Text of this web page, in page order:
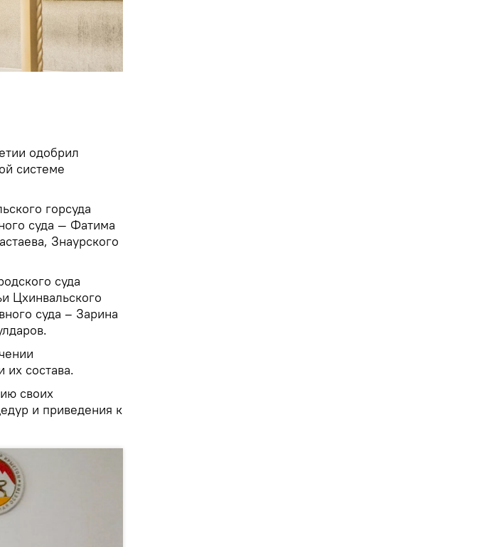
одобрил
системе
горсуда
суда — Фатима
Знаурского
суда
Цхинвальского
суда – Зарина
их состава.
своих
и приведения к